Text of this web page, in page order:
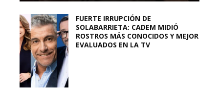
FUERTE IRRUPCIÓN DE
SOLABARRIETA: CADEM MIDIÓ
ROSTROS MÁS CONOCIDOS Y MEJOR
EVALUADOS EN LA TV